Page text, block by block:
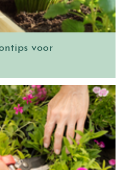
voor